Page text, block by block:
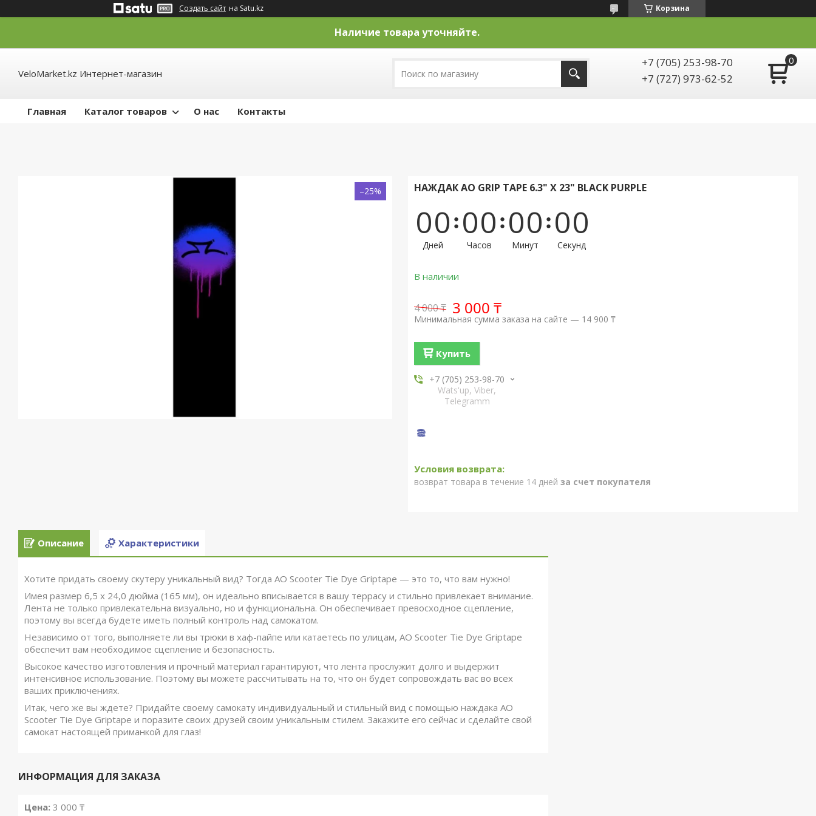
Создать сайт на Satu.kz Корзина
Наличие товара уточняйте.
VeloMarket.kz Интернет-магазин
+7 (705) 253-98-70
+7 (727) 973-62-52
Главная Каталог товаров О нас Контакты
–25% НАЖДАК AO GRIP TAPE 6.3" X 23" BLACK PURPLE
00
Дней
00
Часов
00
Минут
00
Секунд
В наличии
4 000 ₸ 3 000 ₸
Минимальная сумма заказа на сайте — 14 900 ₸
Купить
+7 (705) 253-98-70
Wats'up, Viber,
Telegramm
возврат товара в течение 14 дней за счет покупателя
Описание Характеристики
Хотите придать своему скутеру уникальный вид? Тогда AO Scooter Tie Dye Griptape — это то, что вам нужно!
Имея размер 6,5 x 24,0 дюйма (165 мм), он идеально вписывается в вашу террасу и стильно привлекает внимание.
Лента не только привлекательна визуально, но и функциональна. Он обеспечивает превосходное сцепление,
поэтому вы всегда будете иметь полный контроль над самокатом.
Независимо от того, выполняете ли вы трюки в хаф-пайпе или катаетесь по улицам, AO Scooter Tie Dye Griptape
обеспечит вам необходимое сцепление и безопасность.
Высокое качество изготовления и прочный материал гарантируют, что лента прослужит долго и выдержит
интенсивное использование. Поэтому вы можете рассчитывать на то, что он будет сопровождать вас во всех
ваших приключениях.
Итак, чего же вы ждете? Придайте своему самокату индивидуальный и стильный вид с помощью наждака AO
Scooter Tie Dye Griptape и поразите своих друзей своим уникальным стилем. Закажите его сейчас и сделайте свой
самокат настоящей приманкой для глаз!
ИНФОРМАЦИЯ ДЛЯ ЗАКАЗА
Цена: 3 000 ₸